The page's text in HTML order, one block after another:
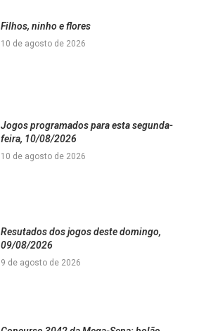
Filhos, ninho e flores
10 de agosto de 2026
Jogos programados para esta segunda-
feira, 10/08/2026
10 de agosto de 2026
Resutados dos jogos deste domingo,
09/08/2026
9 de agosto de 2026